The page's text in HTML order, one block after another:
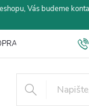
Vás budeme
A PLATBA